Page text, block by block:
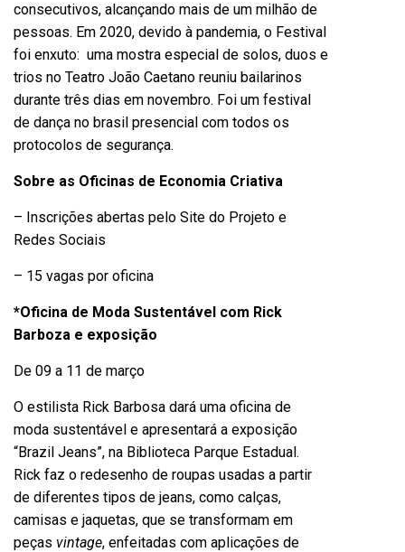
consecutivos, alcançando mais de um milhão de
pessoas. Em 2020, devido à pandemia, o Festival
foi enxuto: uma mostra especial de solos, duos e
trios no Teatro João Caetano reuniu bailarinos
durante três dias em novembro. Foi um festival
de dança no brasil presencial com todos os
protocolos de segurança.
Sobre as Oficinas de Economia Criativa
– Inscrições abertas pelo Site do Projeto e
Redes Sociais
– 15 vagas por oficina
*Oficina de Moda Sustentável com Rick
Barboza e exposição
De 09 a 11 de março
O estilista Rick Barbosa dará uma oficina de
moda sustentável e apresentará a exposição
“Brazil Jeans”, na Biblioteca Parque Estadual.
Rick faz o redesenho de roupas usadas a partir
de diferentes tipos de jeans, como calças,
camisas e jaquetas, que se transformam em
peças vintage, enfeitadas com aplicações de